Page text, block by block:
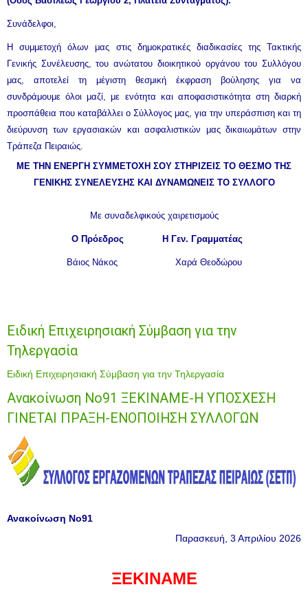
Συνάδελφοι,
Η συμμετοχή όλων μας στις δημοκρατικές διαδικασίες της Τακτικής
Γενικής Συνέλευσης, του ανώτατου διοικητικού οργάνου του Συλλόγου
μας, αποτελεί τη μέγιστη θεσμική έκφραση βούλησης για να
συνδράμουμε όλοι μαζί, με ενότητα και αποφασιστικότητα στη διαρκή
προσπάθεια που καταβάλλει ο Σύλλογος μας, για την υπεράσπιση και τη
διεύρυνση των εργασιακών και ασφαλιστικών μας δικαιωμάτων στην
Τράπεζα Πειραιώς.
ΜΕ ΤΗΝ ΕΝΕΡΓΗ ΣΥΜΜΕΤΟΧΗ ΣΟΥ ΣΤΗΡΙΖΕΙΣ ΤΟ ΘΕΣΜΟ ΤΗΣ
ΓΕΝΙΚΗΣ ΣΥΝΕΛΕΥΣΗΣ ΚΑΙ ΔΥΝΑΜΩΝΕΙΣ ΤΟ ΣΥΛΛΟΓΟ
Με συναδελφικούς χαιρετισμούς
Ο Πρόεδρος H Γεν. Γραμματέας
Βάιος Νάκος Χαρά Θεοδώρου
Ειδική Επιχειρησιακή Σύμβαση για την
Τηλεργασία
Ειδική Επιχειρησιακή Σύμβαση για την Τηλεργασία
Ανακοίνωση Νο91 ΞΕΚΙΝΑΜΕ-Η ΥΠΟΣΧΕΣΗ
ΓΙΝΕΤΑΙ ΠΡΑΞΗ-ΕΝΟΠΟΙΗΣΗ ΣΥΛΛΟΓΩΝ
Ανακοίνωση Νο91
Παρασκευή, 3 Απριλίου 2026
ΞΕΚΙΝΑΜΕ